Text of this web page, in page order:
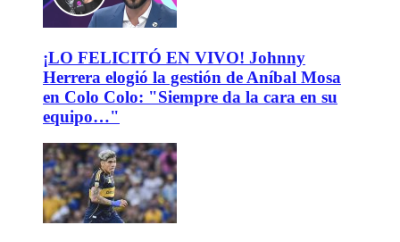
¡LO FELICITÓ EN VIVO! Johnny
Herrera elogió la gestión de Aníbal Mosa
en Colo Colo: "Siempre da la cara en su
equipo…"